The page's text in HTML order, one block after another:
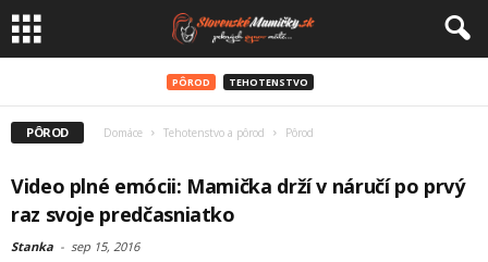
PÔROD TEHOTENSTVO
PÔROD Domáce Tehotenstvo a pôrod Pôrod
Video plné emócii: Mamička drží v náručí po prvý
raz svoje predčasniatko
Stanka - sep 15, 2016